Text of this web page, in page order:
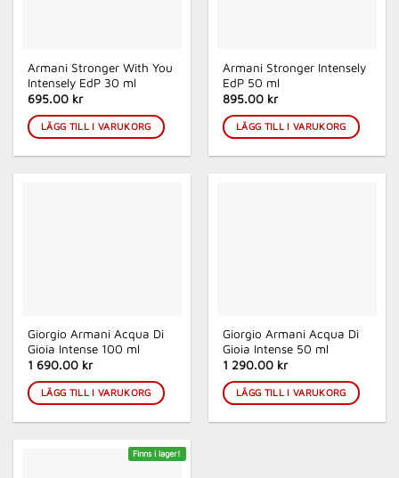
Armani Stronger With You
Intensely EdP 30 ml
695.00 kr
LÄGG TILL I VARUKORG
Armani Stronger Intensely
EdP 50 ml
895.00 kr
LÄGG TILL I VARUKORG
Giorgio Armani Acqua Di
Gioia Intense 100 ml
1 690.00 kr
LÄGG TILL I VARUKORG
Giorgio Armani Acqua Di
Gioia Intense 50 ml
1 290.00 kr
LÄGG TILL I VARUKORG
Finns i lager!